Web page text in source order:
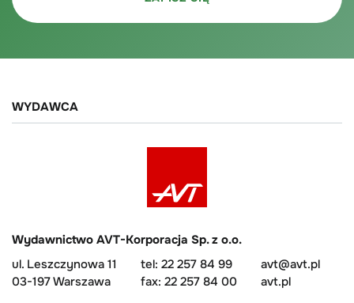
WYDAWCA
Wydawnictwo AVT-Korporacja Sp. z o.o.
ul. Leszczynowa 11
03-197 Warszawa
tel: 22 257 84 99
fax: 22 257 84 00
avt@avt.pl
avt.pl